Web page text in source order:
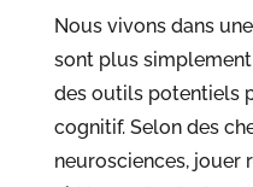
Nous vivons dans
sont plus
des outils potentiels
cognitif. Selon des
neurosciences, jouer